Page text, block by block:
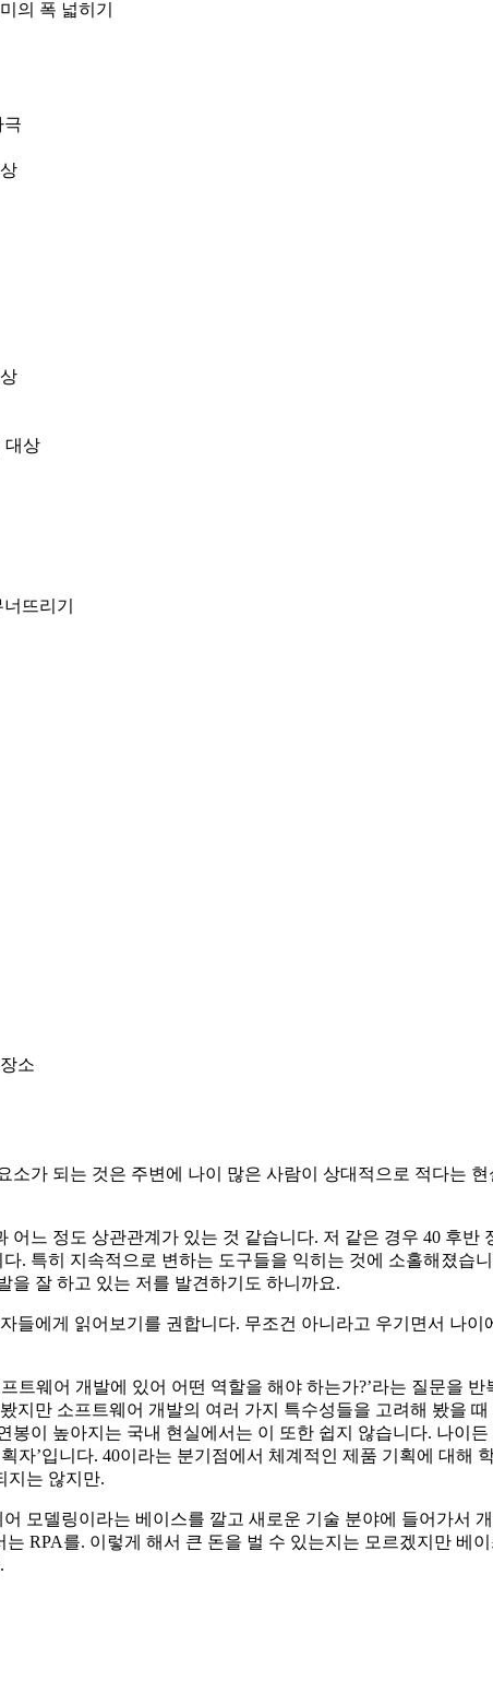
의 폭 넓히기
극
대상
뜨리기
소
소가 되는 것은 주변에 나이 많은 사람이 상대적으로 적다는
느 정도 상관관계가 있는 것 같습니다. 저 같은 경우 40 후
. 특히 지속적으로 변하는 도구들을 익히는 것에 소홀해졌습
을 잘 하고 있는 저를 발견하기도 하니까요.
들에게 읽어보기를 권합니다. 무조건 아니라고 우기면서 나
트웨어 개발에 있어 어떤 역할을 해야 하는가?’라는 질문을
지만 소프트웨어 개발의 여러 가지 특수성들을 고려해 봤을
이 높아지는 국내 현실에서는 이 또한 쉽지 않습니다. 나이
자’입니다. 40이라는 분기점에서 체계적인 제품 기획에 대해
지는 않지만.
모델링이라는 베이스를 깔고 새로운 기술 분야에 들어가서
RPA를. 이렇게 해서 큰 돈을 벌 수 있는지는 모르겠지만 베